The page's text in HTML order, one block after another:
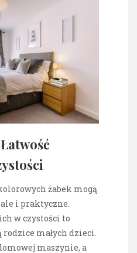
żabek mogą
i praktyczne.
w czystości to
małych dzieci.
maszynie, a